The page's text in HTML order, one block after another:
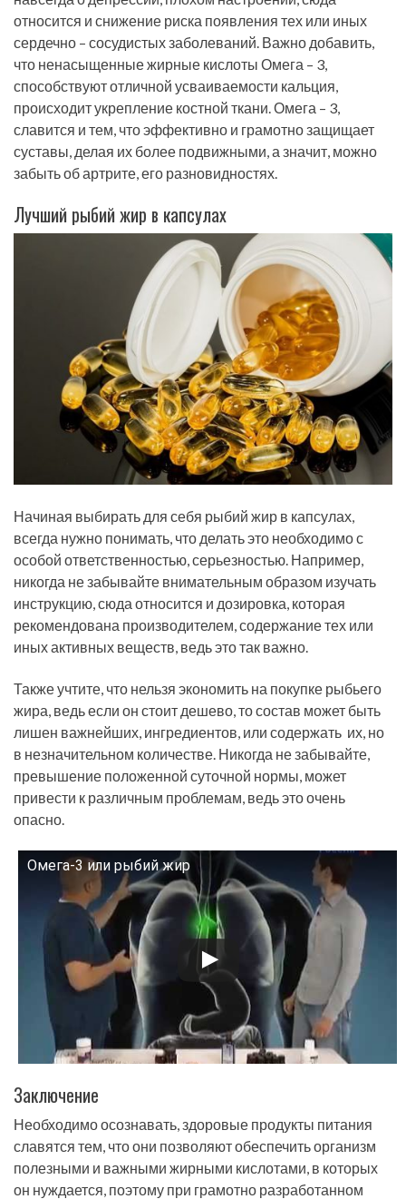
относится и снижение риска появления тех или иных
сердечно – сосудистых заболеваний. Важно добавить,
что ненасыщенные жирные кислоты Омега – 3,
способствуют отличной усваиваемости кальция,
происходит укрепление костной ткани. Омега – 3,
славится и тем, что эффективно и грамотно защищает
суставы, делая их более подвижными, а значит, можно
забыть об артрите, его разновидностях.
Лучший рыбий жир в капсулах
Начиная выбирать для себя рыбий жир в капсулах,
всегда нужно понимать, что делать это необходимо с
особой ответственностью, серьезностью. Например,
никогда не забывайте внимательным образом изучать
инструкцию, сюда относится и дозировка, которая
рекомендована производителем, содержание тех или
иных активных веществ, ведь это так важно.
Также учтите, что нельзя экономить на покупке рыбьего
жира, ведь если он стоит дешево, то состав может быть
лишен важнейших, ингредиентов, или содержать их, но
в незначительном количестве. Никогда не забывайте,
превышение положенной суточной нормы, может
привести к различным проблемам, ведь это очень
опасно.
Омега-3 или рыбий жир
Смотрите это видео на YouTube
Заключение
Необходимо осознавать, здоровые продукты питания
славятся тем, что они позволяют обеспечить организм
полезными и важными жирными кислотами, в которых
он нуждается, поэтому при грамотно разработанном